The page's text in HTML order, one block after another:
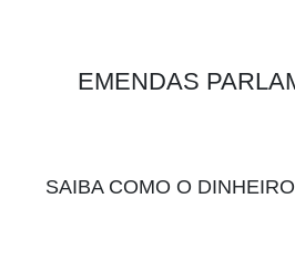
EMENDAS
SAIBA COMO O